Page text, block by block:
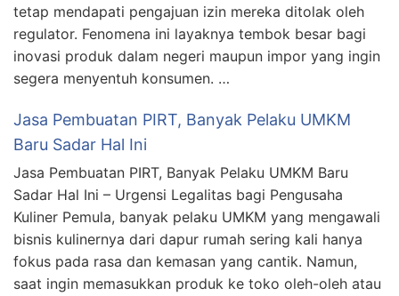
tetap mendapati pengajuan izin mereka ditolak oleh
regulator. Fenomena ini layaknya tembok besar bagi
inovasi produk dalam negeri maupun impor yang ingin
segera menyentuh konsumen. …
Jasa Pembuatan PIRT, Banyak Pelaku UMKM
Baru Sadar Hal Ini
Jasa Pembuatan PIRT, Banyak Pelaku UMKM Baru
Sadar Hal Ini – Urgensi Legalitas bagi Pengusaha
Kuliner Pemula, banyak pelaku UMKM yang mengawali
bisnis kulinernya dari dapur rumah sering kali hanya
fokus pada rasa dan kemasan yang cantik. Namun,
saat ingin memasukkan produk ke toko oleh-oleh atau